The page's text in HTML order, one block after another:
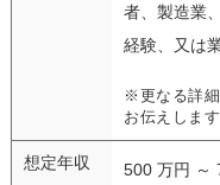
者、製造業
経験、又は
※更なる詳
お伝えします
想定年収 500 万円 ～